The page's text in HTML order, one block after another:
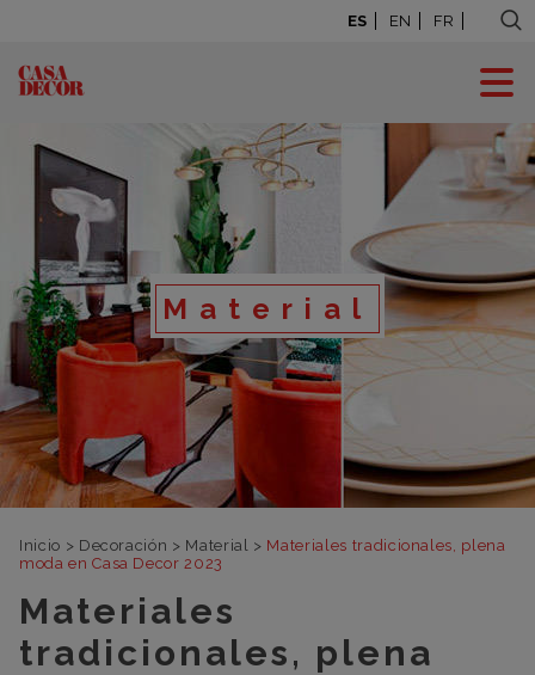
ES EN FR
Material
Inicio > Decoración > Material > Materiales tradicionales, plena
moda en Casa Decor 2023
Materiales
tradicionales, plena